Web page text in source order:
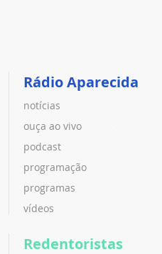
Rádio Aparecida
notícias
ouça ao vivo
podcast
programação
programas
vídeos
Redentoristas